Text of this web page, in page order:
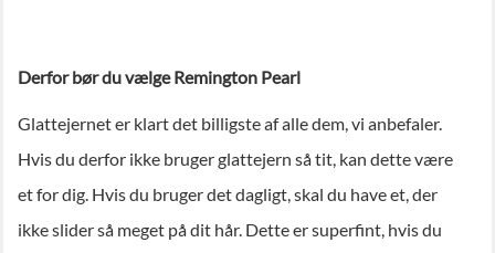
Derfor bør du vælge Remington Pearl
Glattejernet er klart det billigste af alle dem, vi anbefaler.
Hvis du derfor ikke bruger glattejern så tit, kan dette være
et for dig. Hvis du bruger det dagligt, skal du have et, der
ikke slider så meget på dit hår. Dette er superfint, hvis du